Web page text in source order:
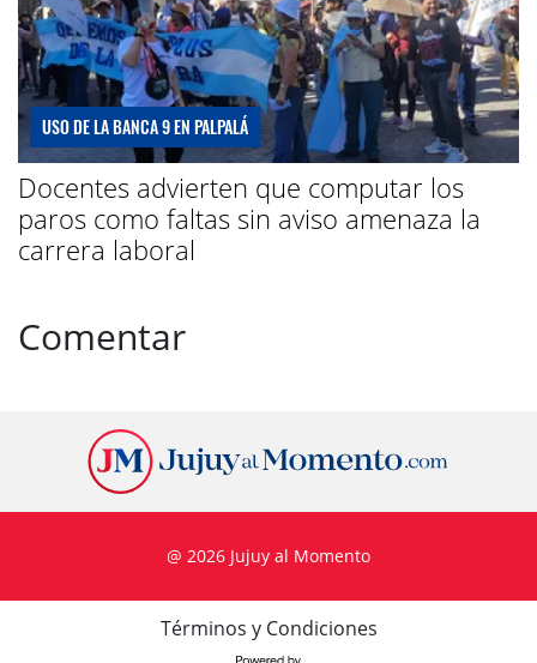
USO DE LA BANCA 9 EN PALPALÁ
Docentes advierten que computar los
paros como faltas sin aviso amenaza la
carrera laboral
Comentar
@ 2026 Jujuy al Momento
Términos y Condiciones